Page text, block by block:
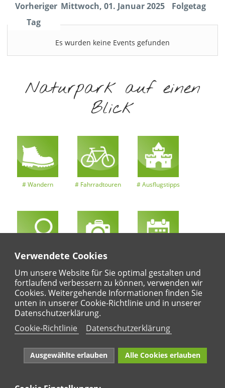
Verwendete Cookies
Um unsere Website für Sie optimal gestalten und
fortlaufend verbessern zu können, verwenden wir
Cookies. Weitergehende Informationen finden Sie
unten in unserer Cookie-Richtlinie und in unserer
Datenschutzerklärung.
Cookie-Richtlinie
Datenschutzerklärung
Ausgewählte erlauben Alle Cookies erlauben
Vorheriger
Tag
Mittwoch, 01. Januar 2025 Folgetag
Es wurden keine Events gefunden
Naturpark auf einen
Blick
Wandern Fahrradtouren Ausflugstipps
Entdeckertouren Ansichten
Regional
Karte